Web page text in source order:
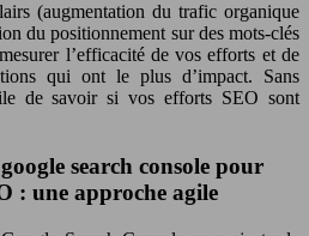
(augmentation du trafic organique
du positionnement sur des mots-clés
l’efficacité de vos efforts et de
qui ont le plus d’impact. Sans
de savoir si vos efforts SEO sont
search console pour
: une approche agile